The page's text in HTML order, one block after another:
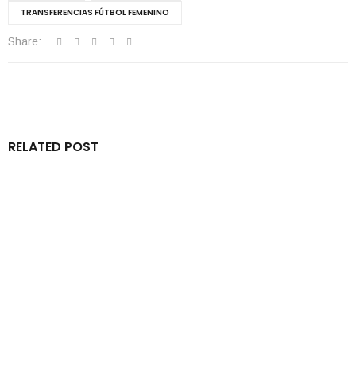
TRANSFERENCIAS FÚTBOL FEMENINO
Share:
RELATED POST